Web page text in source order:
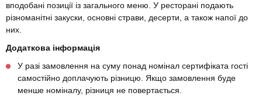
вподобані позиції із загального меню. У ресторані подають
різноманітні закуски, основні страви, десерти, а також напої до
них.
Додаткова інформація
У разі замовлення на суму понад номінал сертифіката гості
самостійно доплачують різницю. Якщо замовлення буде
менше номіналу, різниця не повертається.